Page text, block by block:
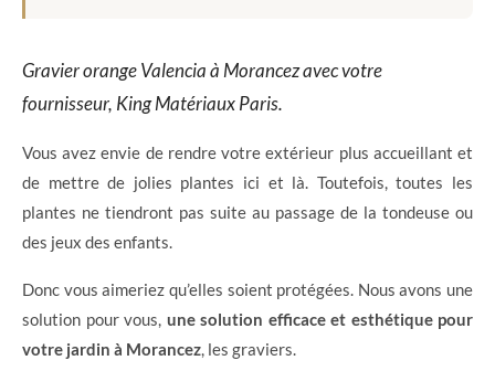
Gravier orange Valencia à Morancez avec votre
fournisseur, King Matériaux Paris.
Vous avez envie de rendre votre extérieur plus accueillant et
de mettre de jolies plantes ici et là. Toutefois, toutes les
plantes ne tiendront pas suite au passage de la tondeuse ou
des jeux des enfants.
Donc vous aimeriez qu’elles soient protégées. Nous avons une
solution pour vous, une solution efficace et esthétique pour
votre jardin à Morancez , les graviers.